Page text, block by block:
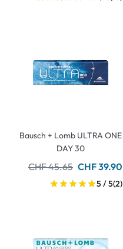
Bausch + Lomb ULTRA ONE
DAY 30
CHF 45.65 CHF 39.90
5 / 5(2)